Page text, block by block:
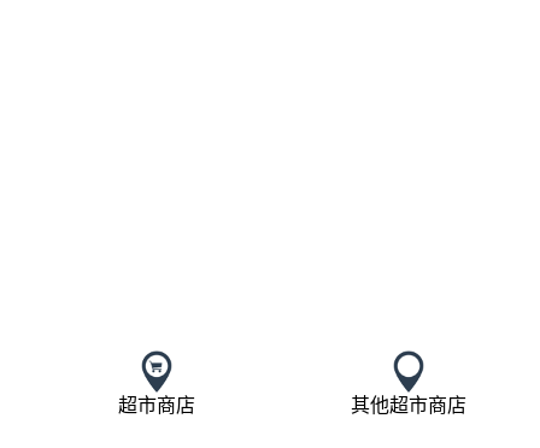
超市商店 其他超市商店